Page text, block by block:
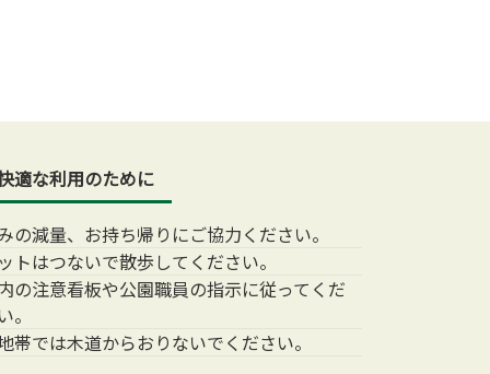
適な利用のために
の減量、お持ち帰りにご協力ください。
トはつないで散歩してください。
の注意看板や公園職員の指示に従ってくだ
。
帯では木道からおりないでください。